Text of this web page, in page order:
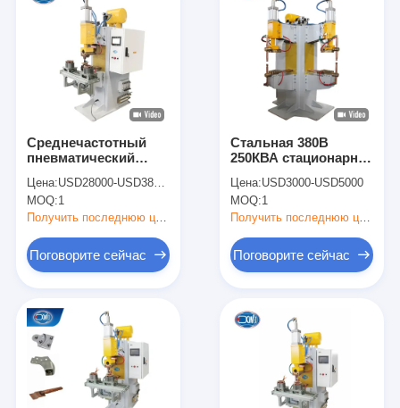
Среднечастотный
пневматический
проволоки
Цена:USD28000-USD38000
MOQ:1
Получить последнюю цену
Поговорите сейчас
Стальная 380В
250КВА стационарная
для хранения
проволочной полки
Цена:USD3000-USD5000
MOQ:1
Поговорите сейчас